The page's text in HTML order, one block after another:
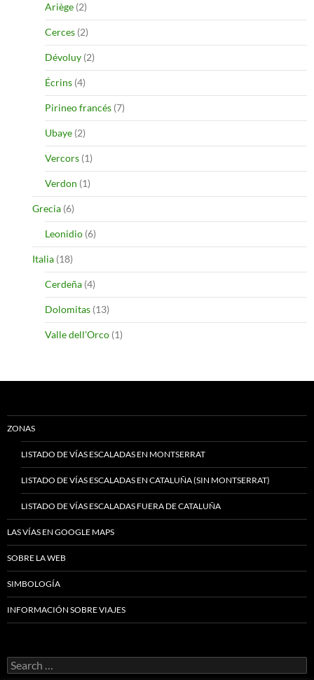
Ariège (2)
Cerces (2)
Dévoluy (2)
Écrins (4)
Pirineo francés (7)
Ubaye (2)
Vercors (1)
Verdon (1)
Grecia (6)
Leonidio (6)
Italia (18)
Cerdeña (4)
Dolomitas (13)
Valle dell'Orco (1)
ZONAS
LISTADO DE VÍAS ESCALADAS EN MONTSERRAT
LISTADO DE VÍAS ESCALADAS EN CATALUÑA (SIN MONTSERRAT)
LISTADO DE VÍAS ESCALADAS FUERA DE CATALUÑA
LAS VÍAS EN GOOGLE MAPS
SOBRE LA WEB
SIMBOLOGÍA
INFORMACIÓN SOBRE VIAJES
Search
for: